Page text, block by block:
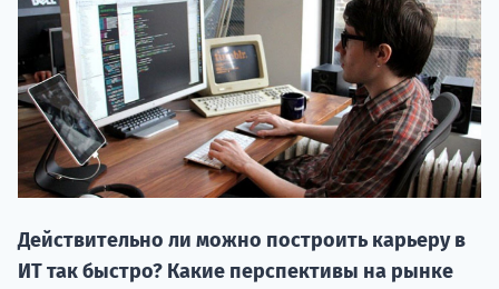
Действительно ли можно построить карьеру в
ИТ так быстро? Какие перспективы на рынке
НАБОР